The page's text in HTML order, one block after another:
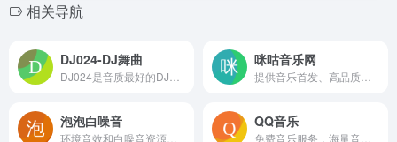
相关导航
DJ024-DJ舞曲 咪咕音乐网
泡泡白噪音 QQ音乐